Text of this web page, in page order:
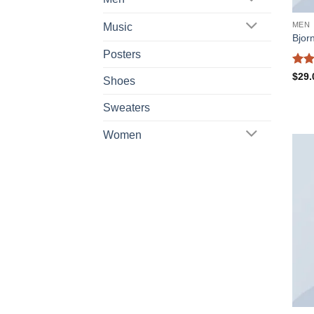
Music
Posters
Shoes
Sweaters
Women
MEN
$